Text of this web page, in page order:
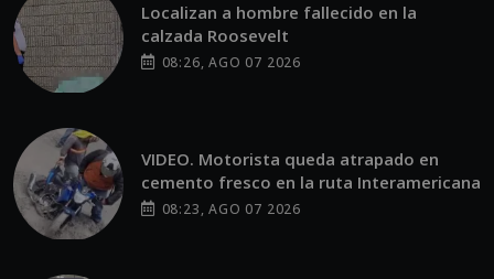
Localizan a hombre fallecido en la
calzada Roosevelt
08:26, AGO 07 2026
VIDEO. Motorista queda atrapado en
cemento fresco en la ruta Interamericana
08:23, AGO 07 2026